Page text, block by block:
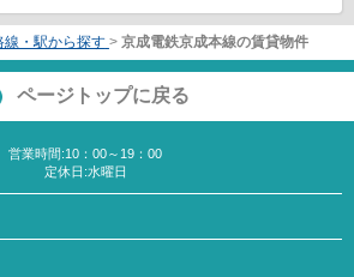
線・駅から探す > 京成電鉄京成本線の賃貸物件
ページトップに戻る
営業時間:10：00～19：00
定休日:水曜日